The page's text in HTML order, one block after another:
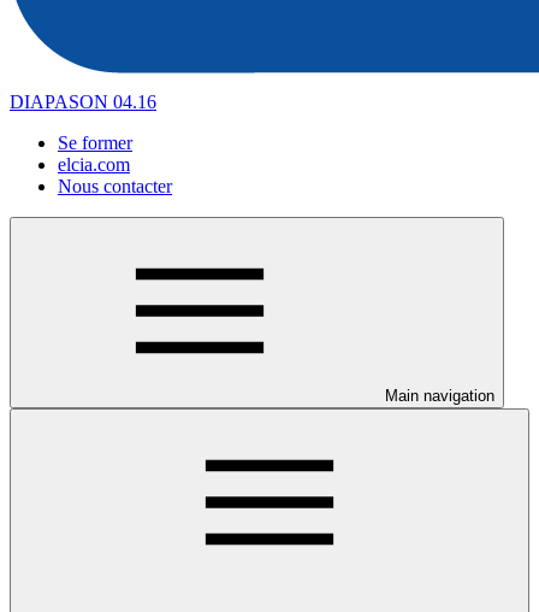
DIAPASON 04.16
Se former
elcia.com
Nous contacter
Main navigation